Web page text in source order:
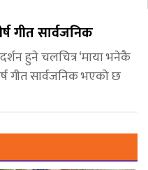
गीत सार्वजनिक
हुने चलचित्र ‘माया भनेकै
गीत सार्वजनिक भएको छ